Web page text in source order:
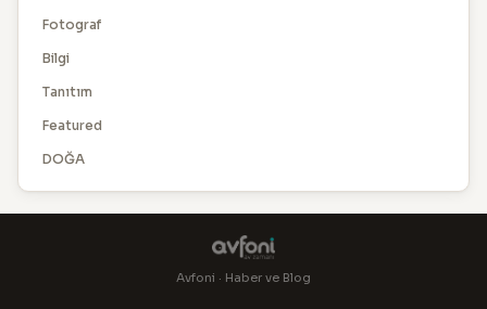
Fotograf
Bilgi
Tanıtım
Featured
DOĞA
Avfoni · Haber ve Blog